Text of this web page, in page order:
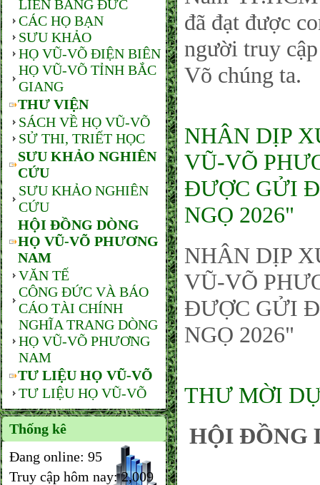
LIÊN BANG ĐỨC
CÁC HỌ BẠN
SƯU KHẢO
HỌ VŨ-VÕ ĐIỆN BIÊN
HỌ VŨ-VÕ TỈNH BẮC
GIANG
THƯ VIỆN
SÁCH VỀ HỌ VŨ-VÕ
SỬ THI, TRIẾT HỌC
SƯU KHẢO NGHIÊN
CỨU
SƯU KHẢO NGHIÊN
CỨU
HỘI ĐỒNG DÒNG
HỌ VŨ-VÕ PHƯƠNG
NAM
VĂN TẾ
CÔNG ĐỨC VÀ BÁO
CÁO TÀI CHÍNH
NGHĨA TRANG DÒNG
HỌ VŨ-VÕ PHƯƠNG
NAM
TƯ LIỆU HỌ VŨ-VÕ
TƯ LIỆU HỌ VŨ-VÕ
Thống kê
Đang online: 95
Truy cập hôm nay:2,009
đã đạt được
người truy
Võ chúng ta.
NHÂN DỊP
VŨ-VÕ
ĐƯỢC GỬI
NGỌ 2026"
NHÂN DỊP
VŨ-VÕ
ĐƯỢC GỬI
NGỌ 2026"
THƯ MỜI
HỘI ĐỒNG